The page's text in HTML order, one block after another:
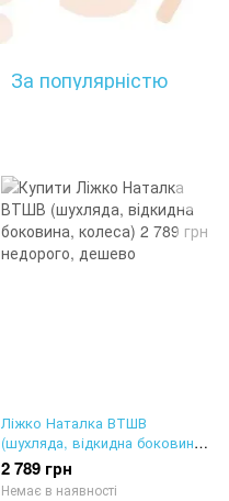
За популярністю
Ліжко Наталка ВТШВ
(шухляда, відкидна боковина,
колеса)
2 789 грн
Немає в наявності